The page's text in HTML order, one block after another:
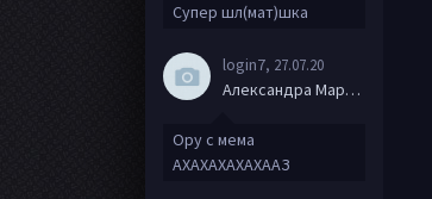
Супер шл(мат)шка
login7, 27.07.20
Александра Маркова
Ору с мема
АХАХАХАХАХААЗ